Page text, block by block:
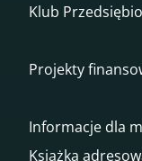
Klub
Projekty
Informacje dla
Książka